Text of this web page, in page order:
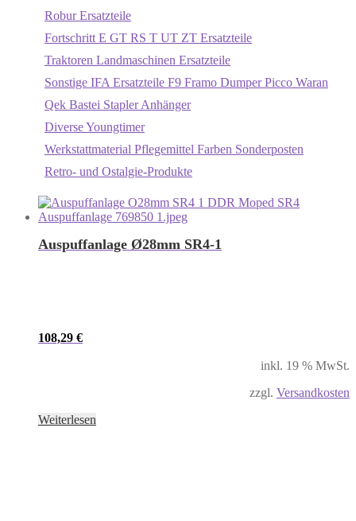
Robur Ersatzteile
Fortschritt E GT RS T UT ZT Ersatzteile
Traktoren Landmaschinen Ersatzteile
Sonstige IFA Ersatzteile F9 Framo Dumper Picco Waran
Qek Bastei Stapler Anhänger
Diverse Youngtimer
Werkstattmaterial Pflegemittel Farben Sonderposten
Retro- und Ostalgie-Produkte
Auspuffanlage Ø28mm SR4-1
108,29 €
inkl. 19 % MwSt.
zzgl. Versandkosten
Weiterlesen